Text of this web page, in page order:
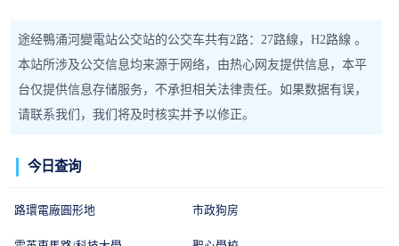
途经鴨涌河變電站公交站的公交车共有2路：27路線，H2路線 。
本站所涉及公交信息均来源于网络，由热心网友提供信息，本平
台仅提供信息存储服务，不承担相关法律责任。如果数据有误，
请联系我们，我们将及时核实并予以修正。
今日查询
路環電廠圓形地 市政狗房